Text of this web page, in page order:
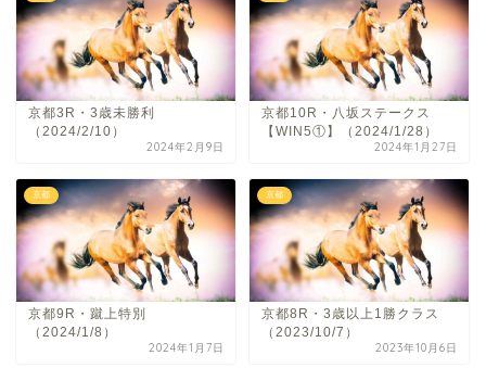
京都3R・3歳未勝利
（2024/2/10）
2024年2月9日
京都10R・八坂ステークス
【WIN5①】（2024/1/28）
2024年1月27日
京都
京都9R・蹴上特別
（2024/1/8）
2024年1月7日
京都
京都8R・3歳以上1勝クラス
（2023/10/7）
2023年10月6日